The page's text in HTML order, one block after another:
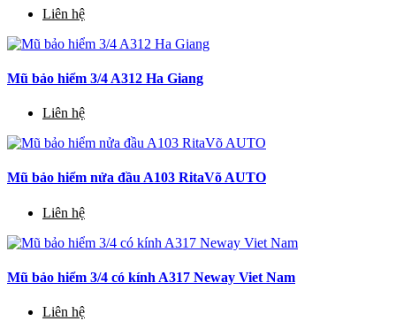
Liên hệ
Mũ bảo hiểm 3/4 A312 Ha Giang
Liên hệ
Mũ bảo hiểm nửa đầu A103 RitaVõ AUTO
Liên hệ
Mũ bảo hiểm 3/4 có kính A317 Neway Viet Nam
Liên hệ